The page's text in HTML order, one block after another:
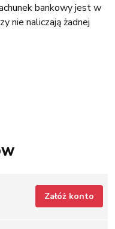
bankowy jest w
nie naliczają żadnej
Załóż konto